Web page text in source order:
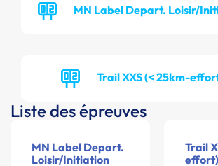
MN Label Depart. Loisir/
Trail XXS (< 25km-
Liste des épreuves
MN Label Depart.
Loisir/Initiation
Trail
effort)